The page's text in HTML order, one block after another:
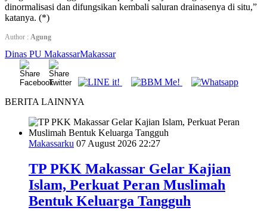
dinormalisasi dan difungsikan kembali saluran drainasenya di situ,”
katanya. (*)
Author : Agung
Dinas PU MakassarMakassar
BERITA LAINNYA
Makassarku 07 August 2026 22:27
TP PKK Makassar Gelar Kajian
Islam, Perkuat Peran Muslimah
Bentuk Keluarga Tangguh